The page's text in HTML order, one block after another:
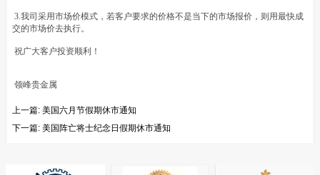
3.我司采用市场价模式，若客户要求的价格不是当下的市场报价，则用最快成
交的市场价去执行。
祝广大客户投资顺利！
领峰贵金属
上一篇: 美国六月节假期休市通知
下一篇: 美国阵亡将士纪念日假期休市通知